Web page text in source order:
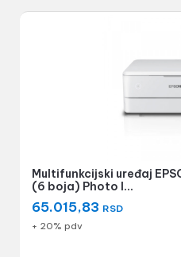
Multifunkcijski uređaj
(6 boja) Photo I...
65.015,83 RSD
+ 20% pdv